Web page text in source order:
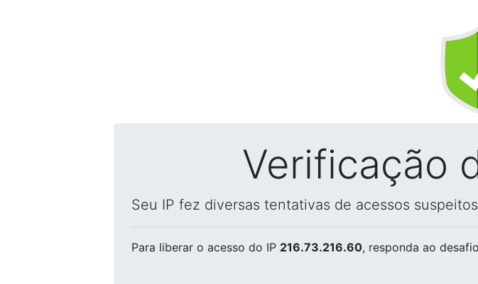
Verificação
Seu IP fez diversas tentativas de acessos
Para liberar o acesso do IP 216.73.216.60, responda ao